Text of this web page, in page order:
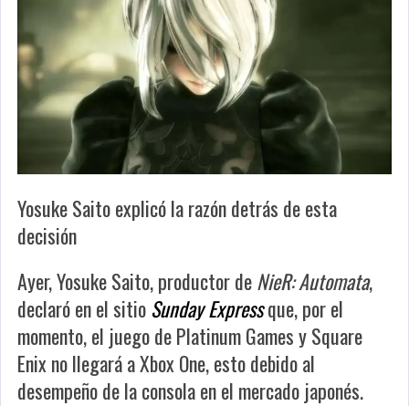
Yosuke Saito explicó la razón detrás de esta
decisión
Ayer, Yosuke Saito, productor deNieR: Automata,
declaró en el sitio Sunday Expressque, por el
momento, el juego de Platinum Games y Square
Enix no llegará a Xbox One, esto debido al
desempeño de la consola en el mercado japonés.